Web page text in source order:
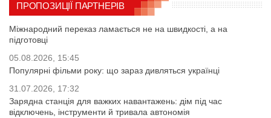
ПРОПОЗИЦІЇ ПАРТНЕРІВ
Міжнародний переказ ламається не на швидкості, а на
підготовці
05.08.2026, 15:45
Популярні фільми року: що зараз дивляться українці
31.07.2026, 17:32
Зарядна станція для важких навантажень: дім під час
відключень, інструменти й тривала автономія